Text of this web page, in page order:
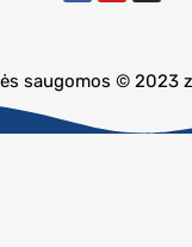
saugomos © 2023